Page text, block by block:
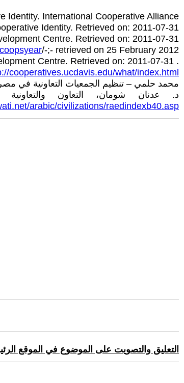
Identity. International Cooperative Alliance.
Identity. Retrieved on: 2011-07-31
Centre. Retrieved on: 2011-07-31.
/-;- retrieved on 25 February 2012.
. Andrew McLeod (December 2006). Types of Cooperatives. Northwest Cooperative Development Centre. Retrieved on: 2011-07-31.
cooperatives.ucdavis.edu/what/index.html
محمد حلمي – تنظيم الجمعيات التعاونية في مصر نشر في:
د. عدنان شومان، التعاون والتعاونية بين
arabic/civilizations/raedindexb40.asp
التعليق والتصويت على الموضوع في الموقع